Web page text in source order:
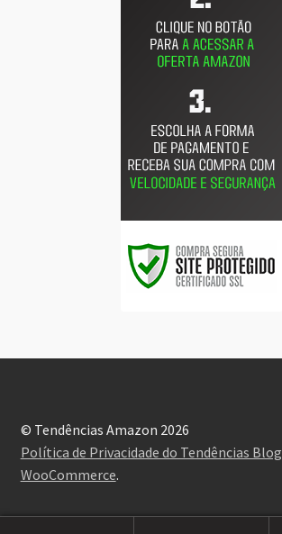
© Tendências Amazon 2026
Política de Privacidade do Tendências Blog
WooCommerce.